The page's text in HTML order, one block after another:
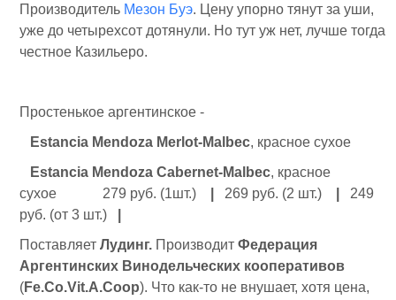
Производитель Мезон Буэ. Цену упорно тянут за уши,
уже до четырехсот дотянули. Но тут уж нет, лучше тогда
честное Казильеро.
Простенькое аргентинское -
Estancia Mendoza Merlot-Malbec, красное сухое
Estancia Mendoza Cabernet-Malbec, красное
сухое 279 руб. (1шт.)
269 руб. (2 шт.)
249
руб. (от 3 шт.)
Поставляет Лудинг. Производит Федерация
Аргентинских Винодельческих кооперативов
(Fe.Co.Vit.A.Coop). Что как-то не внушает, хотя цена,